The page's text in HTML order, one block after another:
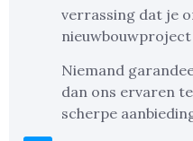
verrassing dat je
Niemand
dan ons ervaren
scherpe